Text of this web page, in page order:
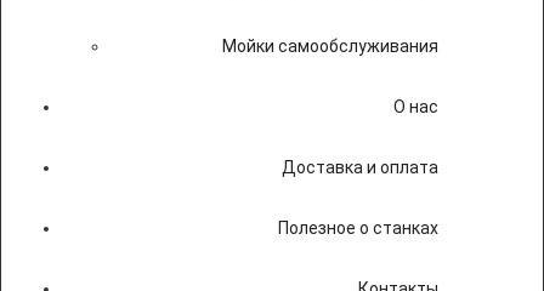
Мойки самообслуживания
О нас
Доставка и оплата
Полезное о станках